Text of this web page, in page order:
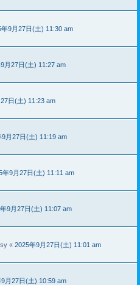
年9月27日(土) 11:30 am
月27日(土) 11:27 am
日(土) 11:23 am
9月27日(土) 11:19 am
年9月27日(土) 11:11 am
9月27日(土) 11:07 am
« 2025年9月27日(土) 11:01 am
月27日(土) 10:59 am